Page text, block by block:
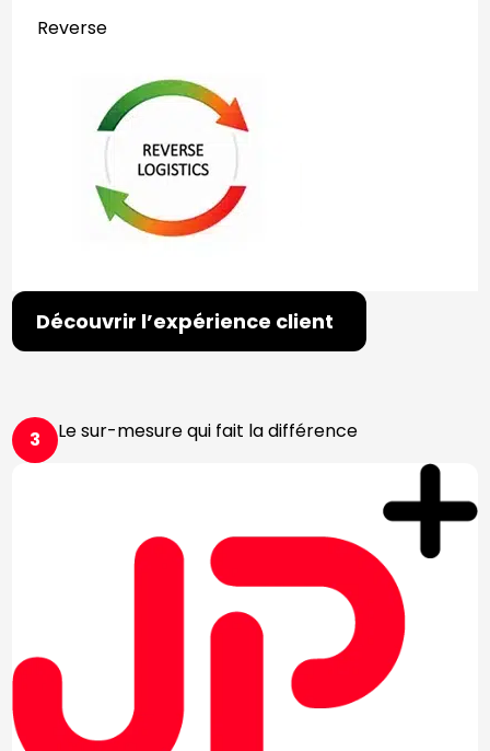
Reverse
Découvrir l’expérience client
3 Le sur-mesure qui fait la différence